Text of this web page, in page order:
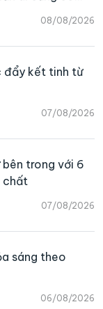
08/08/2026
07/08/2026
đẩy kết tinh từ
07/08/2026
trong với 6
chất
06/08/2026
sáng theo